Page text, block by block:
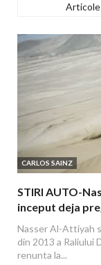
Articole
CARLOS SAINZ
STIRI AUTO-
inceput deja
Nasser Al-Attiyah
din 2013 a Raliului
renunta la...